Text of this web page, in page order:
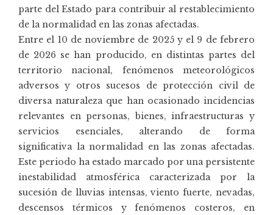
parte del Estado para contribuir al restablecimiento
de la normalidad en las zonas afectadas.
Entre el 10 de noviembre de 2025 y el 9 de febrero
de 2026 se han producido, en distintas partes del
territorio nacional, fenómenos meteorológicos
adversos y otros sucesos de protección civil de
diversa naturaleza que han ocasionado incidencias
relevantes en personas, bienes, infraestructuras y
servicios esenciales, alterando de forma
significativa la normalidad en las zonas afectadas.
Este periodo ha estado marcado por una persistente
inestabilidad atmosférica caracterizada por la
sucesión de lluvias intensas, viento fuerte, nevadas,
descensos térmicos y fenómenos costeros, en